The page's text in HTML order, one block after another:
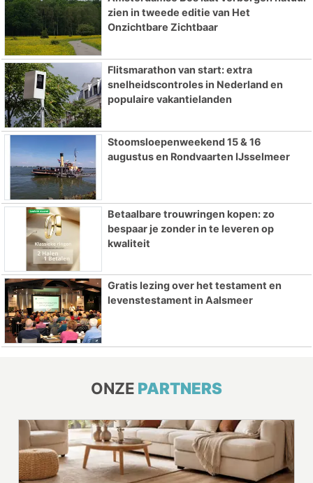
zien in tweede editie van Het
Onzichtbare Zichtbaar
Flitsmarathon van start: extra
snelheidscontroles in Nederland en
populaire vakantielanden
Stoomsloepenweekend 15 & 16
augustus en Rondvaarten IJsselmeer
Betaalbare trouwringen kopen: zo
bespaar je zonder in te leveren op
kwaliteit
Gratis lezing over het testament en
levenstestament in Aalsmeer
ONZE PARTNERS